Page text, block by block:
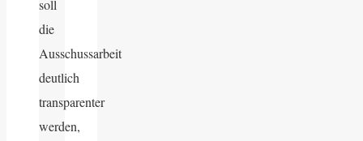
soll
die
Ausschussarbeit
deutlich
transparenter
werden,